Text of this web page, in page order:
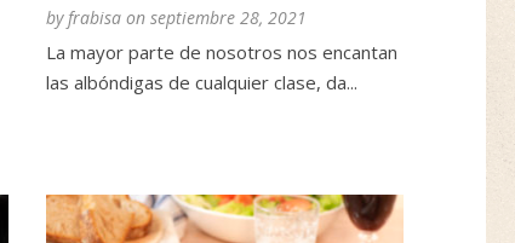
byfrabisa on septiembre 28, 2021
La mayor parte de nosotros nos encantan
las albóndigas de cualquier clase, da...